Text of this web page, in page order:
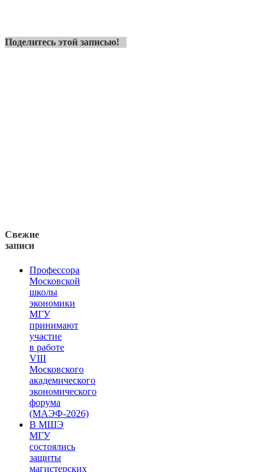
Поделитесь этой записью!
Свежие
записи
Профессора
Московской
школы
экономики
МГУ
принимают
участие
в работе
VIII
Московского
академического
экономического
форума
(МАЭФ-2026)
В МШЭ
МГУ
состоялись
защиты
магистерских